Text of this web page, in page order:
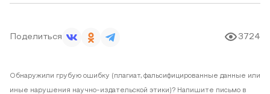
Поделиться 3724
Обнаружили грубую ошибку (плагиат, фальсифицированные данные или
иные нарушения научно-издательской этики)? Напишите письмо в